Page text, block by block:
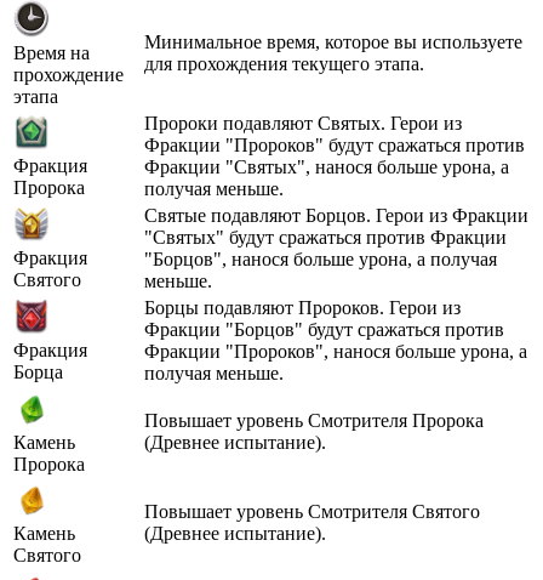
Время на
прохождение
этапа
Минимальное время, которое вы используете
для прохождения текущего этапа.
Фракция
Пророка
Пророки подавляют Святых. Герои из
Фракции "Пророков" будут сражаться против
Фракции "Святых", нанося больше урона, а
получая меньше.
Фракция
Святого
Святые подавляют Борцов. Герои из Фракции
"Святых" будут сражаться против Фракции
"Борцов", нанося больше урона, а получая
меньше.
Фракция
Борца
Борцы подавляют Пророков. Герои из
Фракции "Борцов" будут сражаться против
Фракции "Пророков", нанося больше урона, а
получая меньше.
Камень
Пророка
Повышает уровень Смотрителя Пророка
(Древнее испытание).
Камень
Святого
Повышает уровень Смотрителя Святого
(Древнее испытание).